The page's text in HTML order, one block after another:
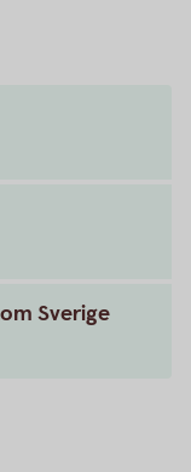
Sverige